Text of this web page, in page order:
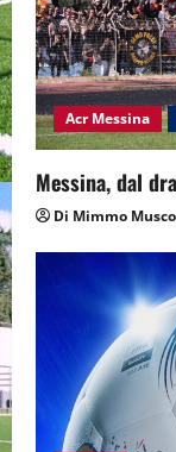
Acr Messina
Messina, dal
Di Mimmo